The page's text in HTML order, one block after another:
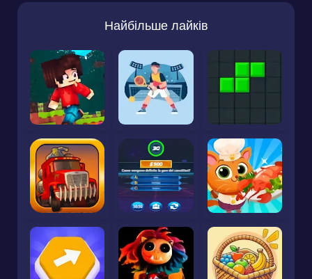
Найбільше лайків